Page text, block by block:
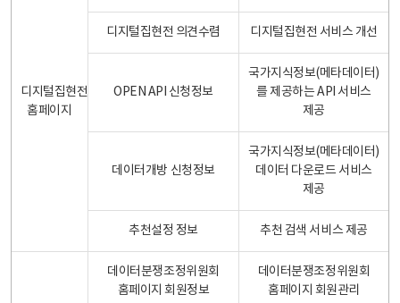
디지털집현전
홈페이지
디지털집현전 의견수렴 디지털집현전 서비스 개선
OPEN API 신청정보
국가지식정보(메타데이터)
를 제공하는 API 서비스
제공
데이터개방 신청정보
국가지식정보(메타데이터)
데이터 다운로드 서비스
제공
추천설정 정보 추천 검색 서비스 제공
데이터분쟁조정위원회
홈페이지 회원정보
데이터분쟁조정위원회
홈페이지 회원관리